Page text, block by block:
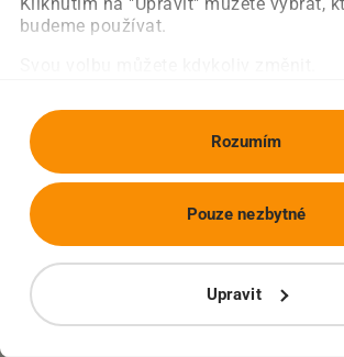
budeme používat.
Rozumím
Upravit
Pouze nezbytné